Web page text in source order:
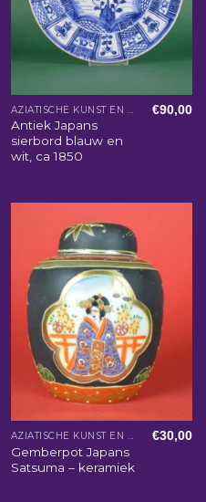
AZIATISCHE KUNST EN WOONACCESSOIRES
Antiek Japans
sierbord blauw en
wit, ca 1850
€90,00
AZIATISCHE KUNST EN WOONACCESSOIRES
Gemberpot Japans
Satsuma – keramiek
€30,00